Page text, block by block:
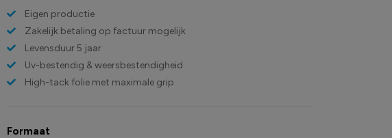
Eigen productie
Zakelijk betaling op factuur mogelijk
Levensduur 5 jaar
Uv-bestendig & weersbestendigheid
High-tack folie met maximale grip
Formaat